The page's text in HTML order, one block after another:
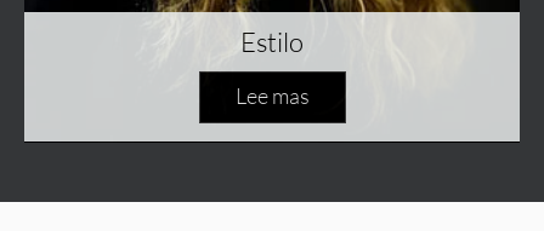
Estilo
Lee mas